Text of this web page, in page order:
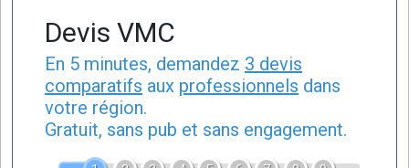
Devis VMC
En 5 minutes, demandez 3 devis
comparatifs aux professionnels dans
votre région.
Gratuit, sans pub et sans engagement.